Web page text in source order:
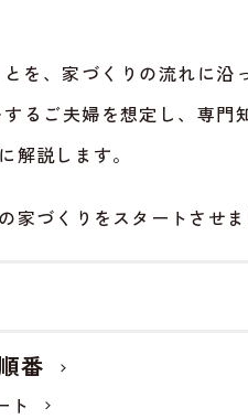
を、家づくりの流れに沿
るご夫婦を想定し、専門
解説します。
家づくりをスタートさせま
番
ト